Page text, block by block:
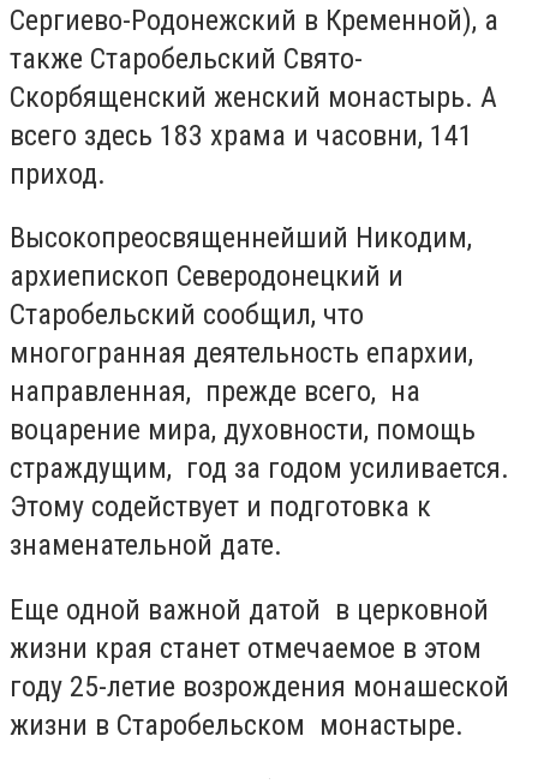
Сергиево-Родонежский в Кременной), а
также Старобельский Свято-
Скорбященский женский монастырь. А
всего здесь 183 храма и часовни, 141
приход.
Высокопреосвященнейший Никодим,
архиепископ Северодонецкий и
Старобельский сообщил, что
многогранная деятельность епархии,
направленная, прежде всего, на
воцарение мира, духовности, помощь
страждущим, год за годом усиливается.
Этому содействует и подготовка к
знаменательной дате.
Еще одной важной датой в церковной
жизни края станет отмечаемое в этом
году 25-летие возрождения монашеской
жизни в Старобельском монастыре.